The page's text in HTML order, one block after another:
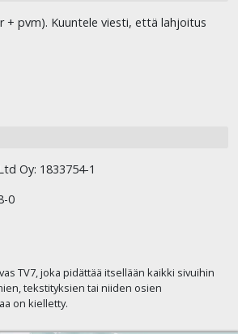
+ pvm). Kuuntele viesti, että lahjoitus
Oy: 1833754-1
0
TV7, joka pidättää itsellään kaikki sivuihin
tekstityksien tai niiden osien
on kielletty.